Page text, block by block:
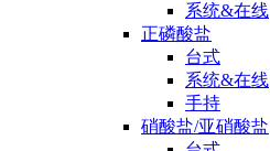
系统&在线
正磷酸盐
台式
系统&在线
手持
硝酸盐/亚硝酸盐